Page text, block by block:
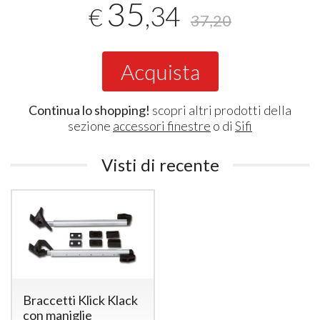
€ 35,34 37,20
Acquista
Continua lo shopping! scopri altri prodotti della
sezione accessori finestre o di Sifi
Visti di recente
Braccetti Klick Klack
con maniglie